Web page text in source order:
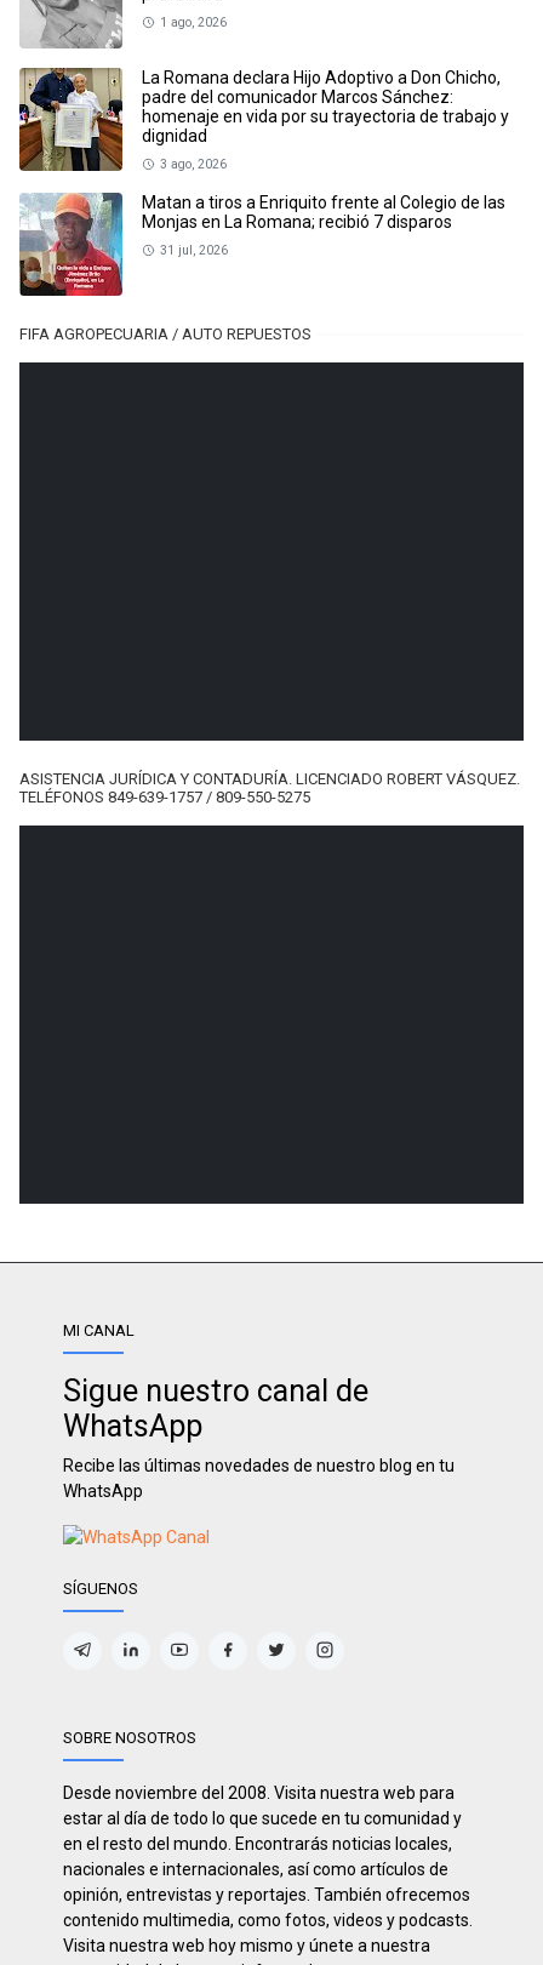
1 ago, 2026
La Romana declara Hijo Adoptivo a Don Chicho,
padre del comunicador Marcos Sánchez:
homenaje en vida por su trayectoria de trabajo y
dignidad
3 ago, 2026
Matan a tiros a Enriquito frente al Colegio de las
Monjas en La Romana; recibió 7 disparos
31 jul, 2026
FIFA AGROPECUARIA / AUTO REPUESTOS
ASISTENCIA JURÍDICA Y CONTADURÍA. LICENCIADO ROBERT VÁSQUEZ.
TELÉFONOS 849-639-1757 / 809-550-5275
MI CANAL
Sigue nuestro canal de
WhatsApp
Recibe las últimas novedades de nuestro blog en tu
WhatsApp
SÍGUENOS
SOBRE NOSOTROS
Desde noviembre del 2008. Visita nuestra web para
estar al día de todo lo que sucede en tu comunidad y
en el resto del mundo. Encontrarás noticias locales,
nacionales e internacionales, así como artículos de
opinión, entrevistas y reportajes. También ofrecemos
contenido multimedia, como fotos, videos y podcasts.
Visita nuestra web hoy mismo y únete a nuestra